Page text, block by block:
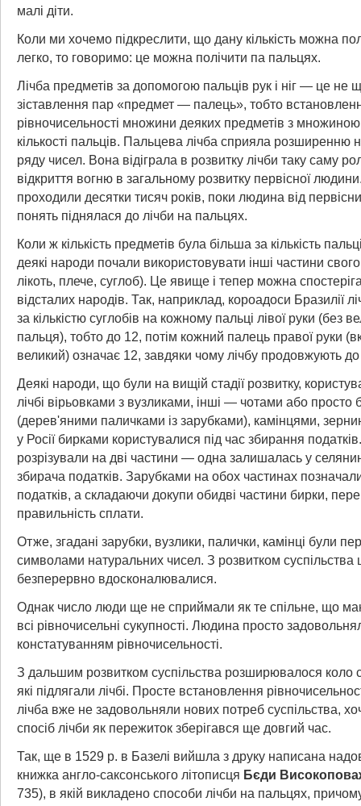
малі діти.
Коли ми хочемо підкреслити, що дану кількість можна
легко, то говоримо: це можна полічити па пальцях.
Лічба предметів за допомогою пальців рук і ніг — це не
зіставлення пар «предмет — палець», тобто
рівночисельності множини деяких предметів з множиною
кількості пальців. Пальцева лічба сприяла розширенню
ряду чисел. Вона відіграла в розвитку лічби таку саму
відкриття вогню в загальному розвитку первісної
проходили десятки тисяч років, поки людина від
понять піднялася до лічби на пальцях.
Коли ж кількість предметів була більша за кількість
деякі народи почали використовувати інші частини
лікоть, плече, суглоб). Це явище і тепер можна
відсталих народів. Так, наприклад, короадоси Бразилії
за кількістю суглобів на кожному пальці лівої руки (без
пальця), тобто до 12, потім кожний палець правої руки
великий) означає 12, завдяки чому лічбу продовжують
Деякі народи, що були на вищій стадії розвитку,
лічбі вірьовками з вузликами, інші — чотами або просто
(дерев'яними паличками із зарубками), камінцями,
у Росії бирками користувалися під час збирання
розрізували на дві частини — одна залишалась у
збирача податків. Зарубками на обох частинах
податків, а складаючи докупи обидві частини бирки,
правильність сплати.
Отже, згадані зарубки, вузлики, палички, камінці були
символами натуральних чисел. З розвитком суспільства
безперервно вдосконалювалися.
Однак число люди ще не сприймали як те спільне, що
всі рівночисельні сукупності. Людина просто
констатуванням рівночисельності.
З дальшим розвитком суспільства розширювалося коло
які підлягали лічбі. Просте встановлення
лічба вже не задовольняли нових потреб суспільства,
спосіб лічби як пережиток зберігався ще довгий час.
Так, ще в 1529 р. в Базелі вийшла з друку написана
книжка англо-саксонського літописця Бєди
735), в якій викладено способи лічби на пальцях,